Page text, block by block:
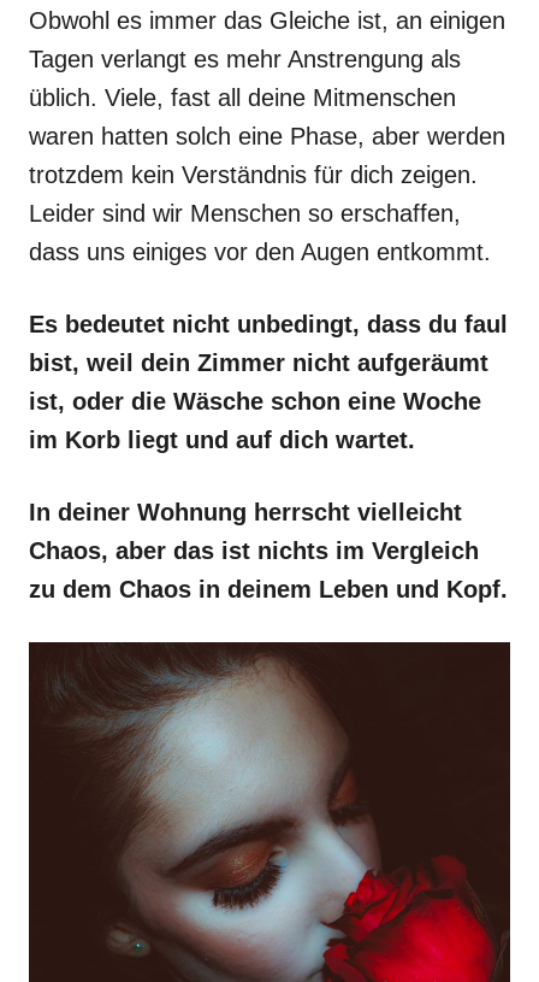
Obwohl es immer das Gleiche ist, an einigen
Tagen verlangt es mehr Anstrengung als
üblich. Viele, fast all deine Mitmenschen
waren hatten solch eine Phase, aber werden
trotzdem kein Verständnis für dich zeigen.
Leider sind wir Menschen so erschaffen,
dass uns einiges vor den Augen entkommt.
Es bedeutet nicht unbedingt, dass du faul
bist, weil dein Zimmer nicht aufgeräumt
ist, oder die Wäsche schon eine Woche
im Korb liegt und auf dich wartet.
In deiner Wohnung herrscht vielleicht
Chaos, aber das ist nichts im Vergleich
zu dem Chaos in deinem Leben und Kopf.